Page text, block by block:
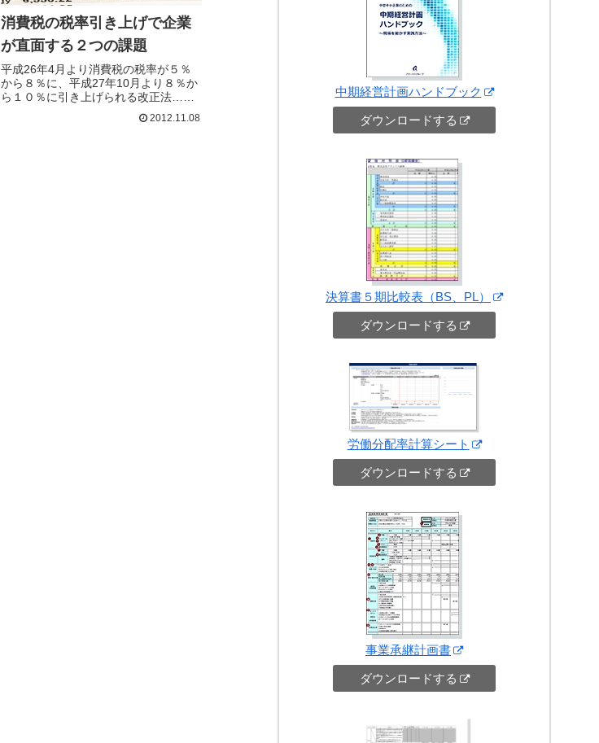
消費税の税率引き上げで企業
が直面する２つの課題
平成26年4月より消費税の税率が５％
から８％に、平成27年10月より８％か
ら１０％に引き上げられる改正法…続
2012.11.08
中期経営計画ハンドブック
ダウンロードする
決算書５期比較表（BS、PL）
ダウンロードする
労働分配率計算シート
ダウンロードする
事業承継計画書
ダウンロードする